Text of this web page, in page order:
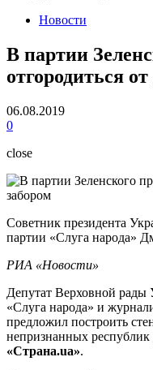
Новости
В партии
отгородиться
06.08.2019
0
close
Советник президента
партии «Слуга народа»
РИА «Новости»
Депутат Верховной рады
«Слуга народа» и
предложил построить
непризнанных
«Страна.ua».